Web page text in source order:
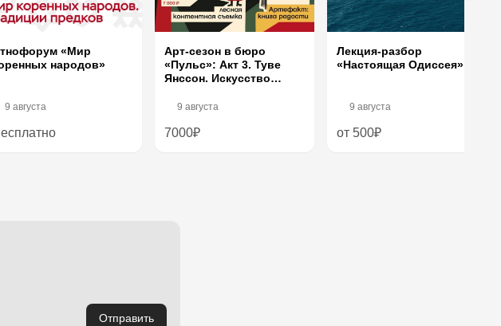
«Мир
народов»
9 августа
Арт-сезон в бюро
«Пульс»: Акт 3. Туве
Янссон. Искусство
9 августа
7000₽
Лекция-разбор
«Настоящая Одиссея»
9 августа
от 500₽
Отправить